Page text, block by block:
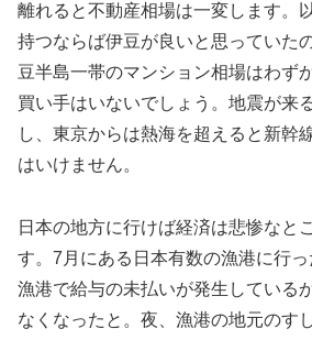
離れると不動産相場は一変します。
持つならば伊豆が良いと思っていた
豆半島一帯のマンション相場はわず
買い手はいないでしょう。地震が来
し、東京からは熱海を超えると新幹
はいけません。
日本の地方に行けば経済は悲惨なと
す。7月にある日本有数の漁港に行
漁港で給与の未払いが発生している
なくなったと。夜、漁港の地元のす